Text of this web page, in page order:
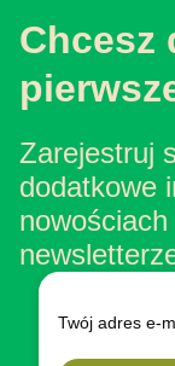
Chcesz
Zarejestruj
dodatkowe
Twój adres e-